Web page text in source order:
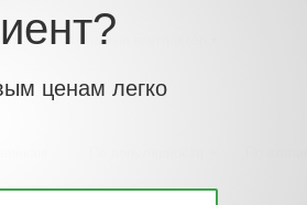
- Канальный вентилятор
ценам легко